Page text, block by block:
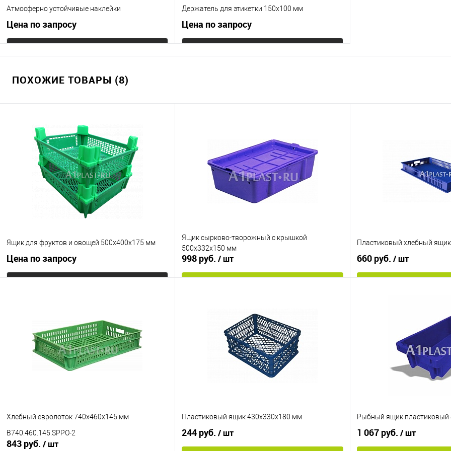
Атмосферно устойчивые наклейки
Цена по запросу
Купить в 1 клик
К сравнению
Держатель для этикетки 150х100 мм
Цена по запросу
ПОХОЖИЕ ТОВАРЫ (8)
Ящик для фруктов и овощей 500х400х175 мм
Цена по запросу
В избранное
Под заказ
Ящик сырково-творожный с крышкой
500х332х150 мм
998 руб. / шт
В избранное
Под заказ
Пластиковый хлебный
660 руб. / шт
Хлебный евролоток 740х460х145 мм
B740.460.145.SPPO-2
843 руб. / шт
Пластиковый ящик 430х330х180 мм
244 руб. / шт
Рыбный ящик пластиковый
1 067 руб. / шт